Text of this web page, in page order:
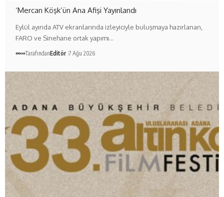
‘Mercan Köşk’ün Ana Afişi Yayınlandı
Eylül ayında ATV ekranlarında izleyiciyle buluşmaya hazırlanan,
FARO ve Sinehane ortak yapımı…
TarafındanEditör 7 Ağu 2026